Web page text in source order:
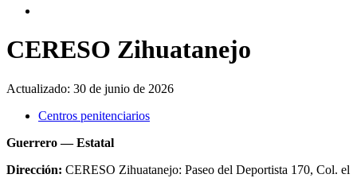
CERESO Zihuatanejo
Actualizado: 30 de junio de 2026
Centros penitenciarios
Guerrero — Estatal
Dirección: CERESO Zihuatanejo: Paseo del Deportista 170, Col. el